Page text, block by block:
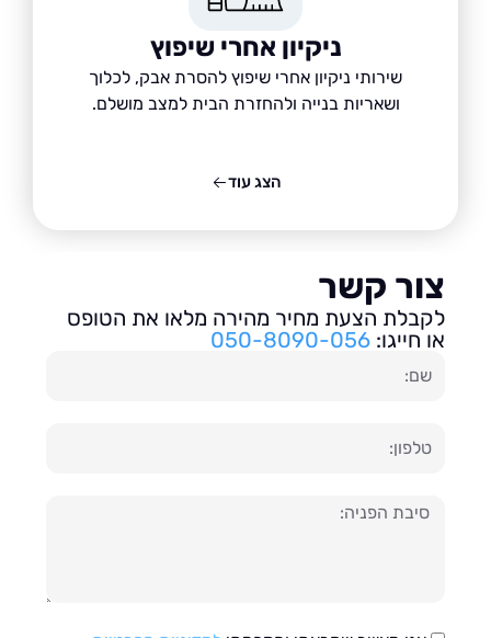
ניקיון אחרי שיפוץ
שירותי ניקיון אחרי שיפוץ להסרת אבק, לכלוך
ושאריות בנייה ולהחזרת הבית למצב מושלם.
קשר
הצעת מחיר מהירה מלאו את הטופס
חייגו:050-8090-056